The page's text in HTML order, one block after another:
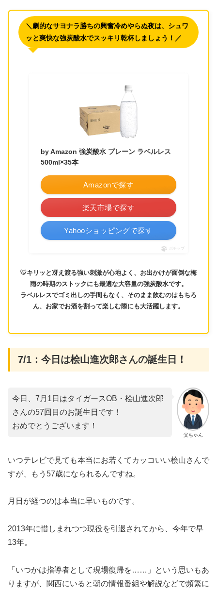
＼劇的なサヨナラ勝ちの興奮冷めやらぬ夜は、シュワ
ッと爽快な強炭酸水でスッキリ乾杯しましょう！／
by Amazon 強炭酸水 プレーン ラベルレス
500ml×35本
Amazonで探す
楽天市場で探す
Yahooショッピングで探す
ポチップ
🐯キリッと冴え渡る強い刺激が心地よく、お出かけが面倒な梅
雨の時期のストックにも最適な大容量の強炭酸水です。
ラベルレスでゴミ出しの手間もなく、そのまま飲むのはもちろ
ん、お家でお酒を割って楽しむ際にも大活躍します。
​7/1：今日は桧山進次郎さんの誕生日！
父ちゃん
今日、7月1日はタイガースOB・桧山進次郎
さんの57回目のお誕生日です！
おめでとうございます！
​いつテレビで見ても本当にお若くてカッコいい桧山さんで
すが、もう57歳になられるんですね。
月日が経つのは本当に早いものです。
​2013年に惜しまれつつ現役を引退されてから、今年で早
13年。
「いつかは指導者として現場復帰を……」という思いもあ
りますが、関西にいると朝の情報番組や解説などで頻繁に